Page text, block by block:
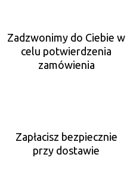
Zadzwonimy do Ciebie w
celu potwierdzenia
zamówienia
Zapłacisz bezpiecznie
przy dostawie